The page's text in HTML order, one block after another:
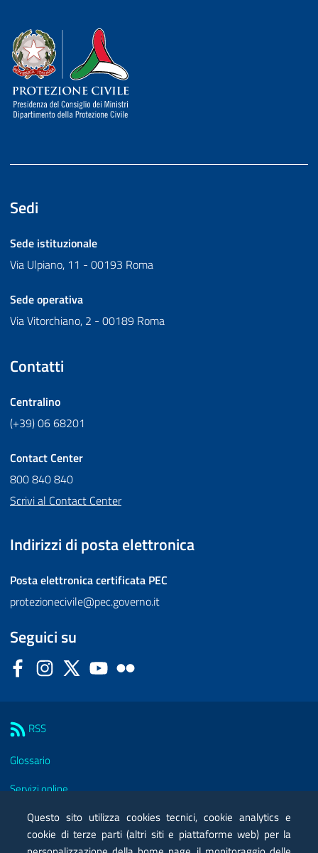
Dipartimento della Protezione Civile
Sedi
Sede istituzionale
Via Ulpiano, 11 - 00193 Roma
Sede operativa
Via Vitorchiano, 2 - 00189 Roma
Contatti
Centralino
(+39) 06 68201
Contact Center
800 840 840
Scrivi al Contact Center
Indirizzi di posta elettronica
Posta elettronica certificata PEC
protezionecivile@pec.governo.it
Seguici su
FacebookInstagram
Twitter YouTube
RSS
Glossario
Servizi online
Moduli
Posta elettronica certificata PEC
Questo sito utilizza cookies tecnici, cookie analytics e
cookie di terze parti (altri siti e piattaforme web) per la